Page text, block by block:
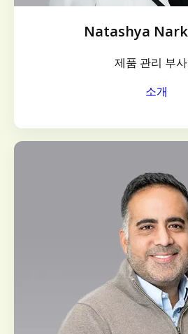
Natashya
제품 관리 부
소개